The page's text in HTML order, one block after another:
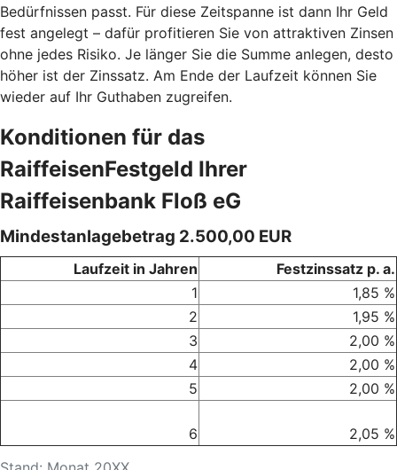
Bedürfnissen passt. Für diese Zeitspanne ist dann Ihr Geld
fest angelegt – dafür profitieren Sie von attraktiven Zinsen
ohne jedes Risiko. Je länger Sie die Summe anlegen, desto
höher ist der Zinssatz. Am Ende der Laufzeit können Sie
wieder auf Ihr Guthaben zugreifen.
Konditionen für das
RaiffeisenFestgeld Ihrer
Raiffeisenbank Floß eG
Mindestanlagebetrag 2.500,00 EUR
Laufzeit in Jahren
Festzinssatz p. a.
1
1,85 %
2
1,95 %
3
2,00 %
4
2,00 %
5
2,00 %
6 2,05 %